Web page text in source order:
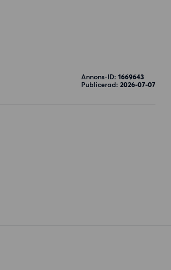
Annons-ID: 1669643
Publicerad: 2026-07-07